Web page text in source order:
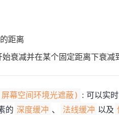
距离
衰减并在某个固定距离下衰减
空间环境光遮蔽) : 可以实
的 深度缓冲 、 法线缓冲 以及